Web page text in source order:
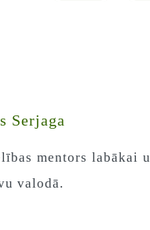
Serjaga
mentors labākai
valodā.